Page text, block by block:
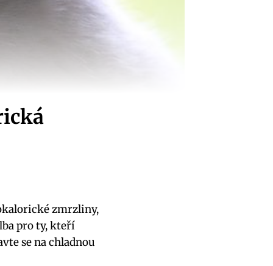
zmrzliny,
pro ty, kteří
se na chladnou